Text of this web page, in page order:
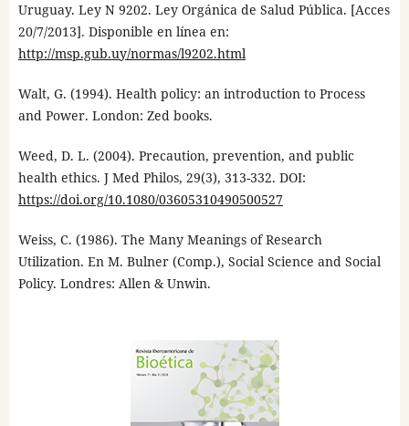
Uruguay. Ley N 9202. Ley Orgánica de Salud Pública. [Acces
20/7/2013]. Disponible en línea en:
http://msp.gub.uy/normas/l9202.html
Walt, G. (1994). Health policy: an introduction to Process
and Power. London: Zed books.
Weed, D. L. (2004). Precaution, prevention, and public
health ethics. J Med Philos, 29(3), 313-332. DOI:
https://doi.org/10.1080/03605310490500527
Weiss, C. (1986). The Many Meanings of Research
Utilization. En M. Bulner (Comp.), Social Science and Social
Policy. Londres: Allen & Unwin.